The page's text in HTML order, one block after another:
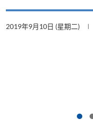
2019年9月10日 (星期二)